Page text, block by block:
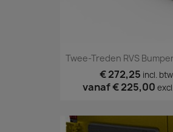
Twee-Treden RVS
€ 272,25 incl. btw
vanaf€ 225,00